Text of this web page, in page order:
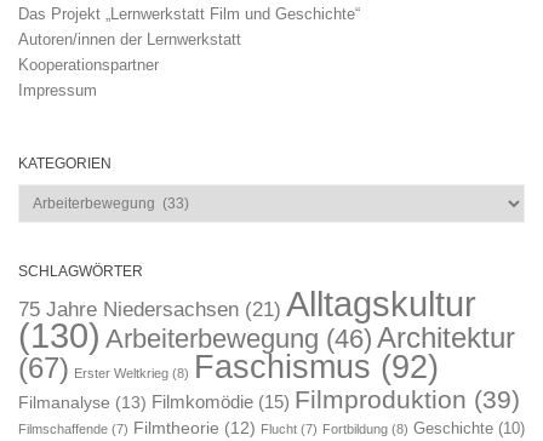
Das Projekt „Lernwerkstatt Film und Geschichte“
Autoren/innen der Lernwerkstatt
Kooperationspartner
Impressum
KATEGORIEN
Kategorien
SCHLAGWÖRTER
75 Jahre Niedersachsen (21) Alltagskultur
(130) Arbeiterbewegung (46) Architektur
(67) Erster Weltkrieg (8) Faschismus (92)
Filmanalyse (13) Filmkomödie (15) Filmproduktion (39)
Filmschaffende (7) Filmtheorie (12) Flucht (7) Fortbildung (8) Geschichte (10)